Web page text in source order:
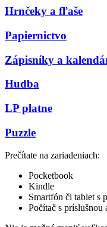
Hrnčeky a fľaše
Papiernictvo
Zápisníky a
Hudba
LP platne
Puzzle
Prečítate na zariadeniach:
Pocketbook
Kindle
Smartfón či tablet s
Počítač s príslušnou